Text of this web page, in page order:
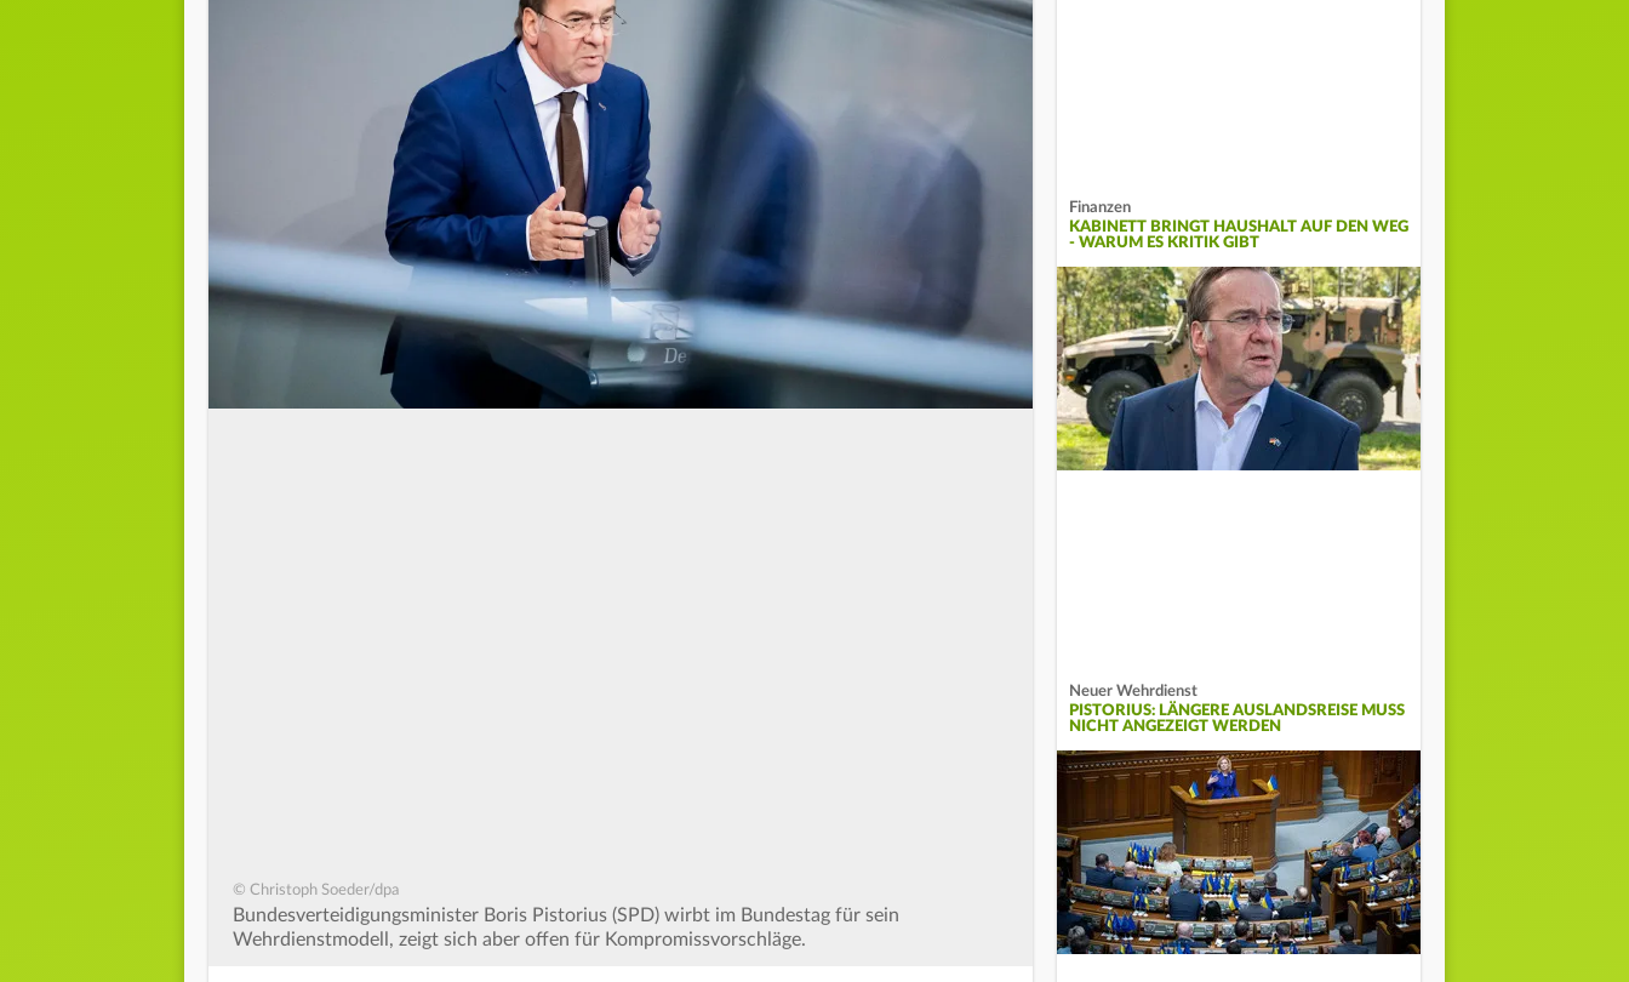
© Christoph Soeder/dpa
Bundesverteidigungsminister Boris Pistorius (SPD) wirbt im Bundestag für sein
Wehrdienstmodell, zeigt sich aber offen für Kompromissvorschläge.
Finanzen
KABINETT BRINGT HAUSHALT AUF DEN WEG
- WARUM ES KRITIK GIBT
Neuer Wehrdienst
PISTORIUS: LÄNGERE AUSLANDSREISE MUSS
NICHT ANGEZEIGT WERDEN